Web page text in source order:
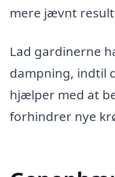
mere jævnt
Lad gardinerne
dampning, indtil
hjælper med at
forhindrer nye